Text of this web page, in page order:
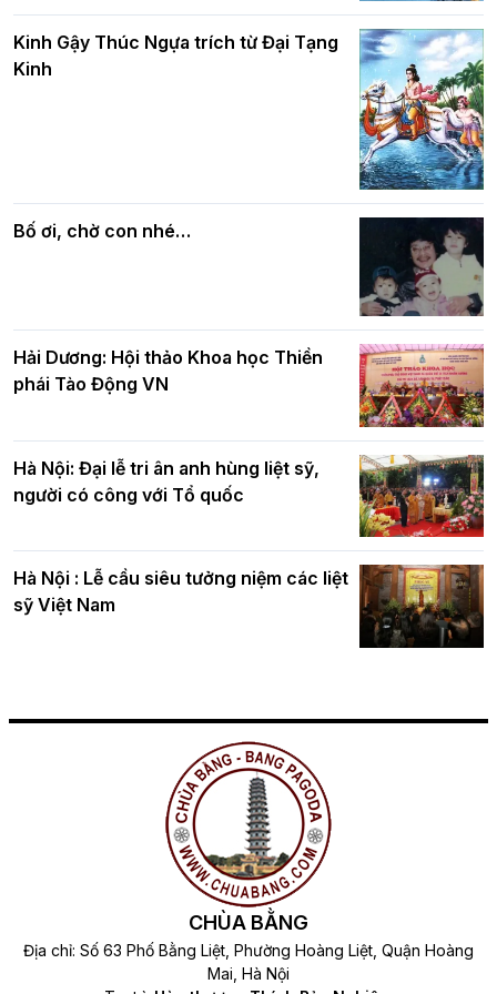
Hà Nội: Gần 40 xe hoa rực rỡ diễu hành
kính mừng Đại lễ Phật đản PL.2570 –
DL.2026
nhân mùa Phật đản PL.2570
Phật giáo chính tín Phần 8: Hiếu đạo
và bình đẳng trong Phật giáo
Phật giáo chính tín Phần 7: Luật nhân
quả
Kinh Gậy Thúc Ngựa trích từ Đại Tạng
Kinh
Bố ơi, chờ con nhé…
Hải Dương: Hội thảo Khoa học Thiền
phái Tào Động VN
Hà Nội: Đại lễ tri ân anh hùng liệt sỹ,
người có công với Tổ quốc
Hà Nội : Lễ cầu siêu tưởng niệm các liệt
sỹ Việt Nam
CHÙA BẰNG
Địa chỉ: Số 63 Phố Bằng Liệt, Phường Hoàng Liệt, Quận Hoàng
Mai, Hà Nội